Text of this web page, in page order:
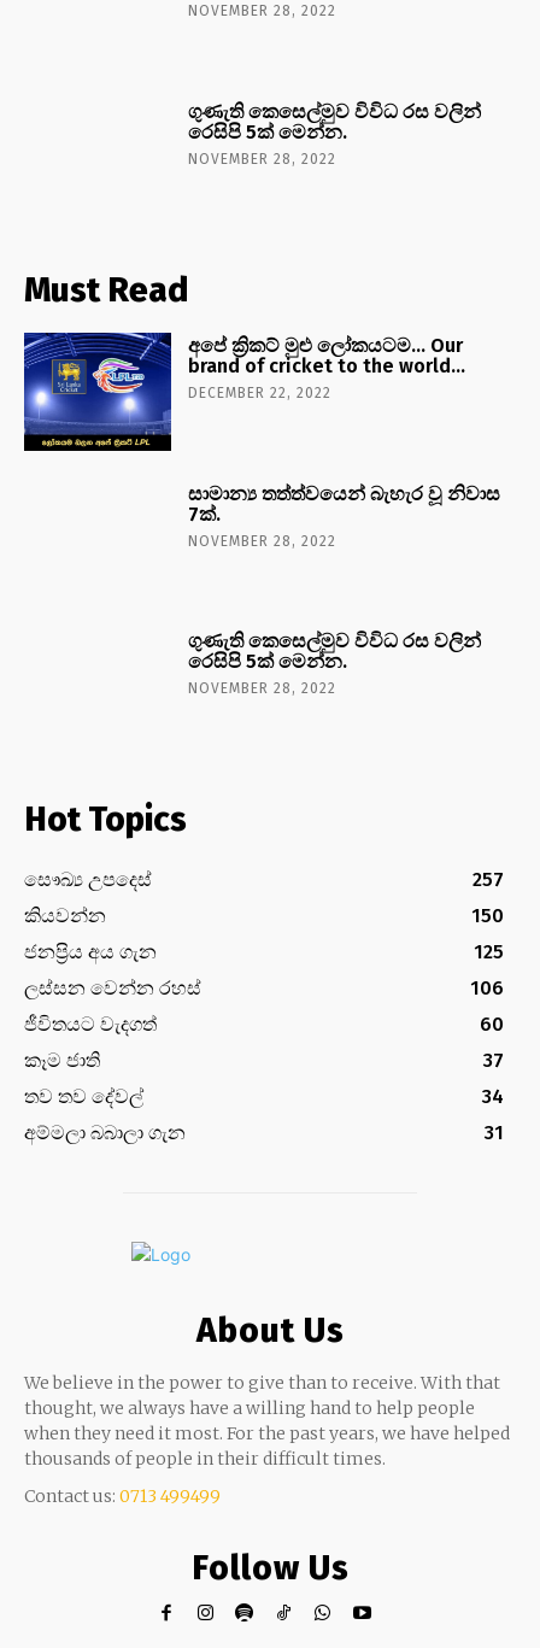
NOVEMBER 28, 2022
ගුණැති කෙසෙල්මුව විවිධ රස වලින්
රෙසිපි 5ක් මෙන්න.
NOVEMBER 28, 2022
Must Read
අපේ ක්‍රිකට් මුළු ලෝකයටම… Our
brand of cricket to the world…
DECEMBER 22, 2022
සාමාන්‍ය තත්ත්වයෙන් බැහැර වූ නිවාස
7ක්.
NOVEMBER 28, 2022
ගුණැති කෙසෙල්මුව විවිධ රස වලින්
රෙසිපි 5ක් මෙන්න.
NOVEMBER 28, 2022
Hot Topics
සෞඛ්‍ය උපදෙස්
257
කියවන්න
150
ජනප්‍රිය අය ගැන
125
ලස්සන වෙන්න රහස්
106
ජීවිතයට වැදගත්
60
කෑම ජාති
37
තව තව දේවල්
34
අම්මලා බබාලා ගැන
31
About Us
We believe in the power to give than to receive. With that
thought, we always have a willing hand to help people
when they need it most. For the past years, we have helped
thousands of people in their difficult times.
Contact us: 0713 499499
Follow Us